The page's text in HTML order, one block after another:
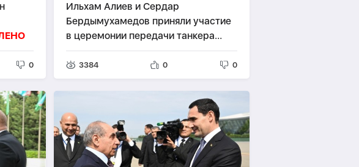
0
Ильхам Алиев и Сердар
Бердымухамедов приняли участие
в церемонии передачи танкера
«Достлуг»-ФОТО
3384 0 0